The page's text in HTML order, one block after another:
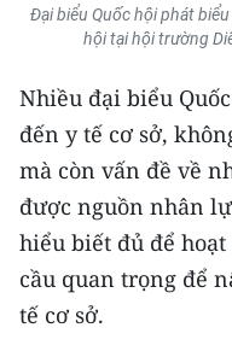
NHÂN DÂN CUỐI TUẦN
NHÂN DÂN HẰNG
MUA BÁO
ĐỌC BÁO IN
Đại biểu Quốc hội phát
hội tại hội trường
Nhiều đại biểu
đến y tế cơ sở,
mà còn vấn đề về
được nguồn nhân
hiểu biết đủ để
cầu quan trọng để
tế cơ sở.